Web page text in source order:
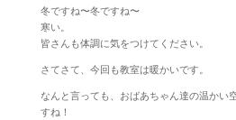
冬ですね〜冬ですね〜
寒い。
皆さんも体調に気をつけてください。
さてさて、今回も教室は暖かいです。
なんと言っても、おばあちゃん達の温かい
すね！